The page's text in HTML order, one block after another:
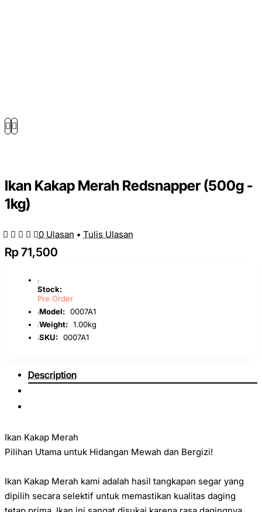
Ikan Kakap Merah Redsnapper (500g -
1kg)
0 Ulasan • Tulis Ulasan
Rp 71,500
Stock:
Pre Order
Model: 0007A1
Weight: 1.00kg
SKU: 0007A1
Description
Ikan Kakap Merah
Pilihan Utama untuk Hidangan Mewah dan Bergizi!
Ikan Kakap Merah kami adalah hasil tangkapan segar yang
dipilih secara selektif untuk memastikan kualitas daging